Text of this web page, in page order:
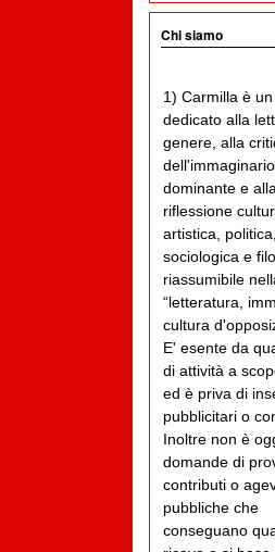
Chi siamo
1) Carmilla è
dedicato alla
genere, alla
dell'immaginario
dominante e alla
riflessione
artistica, politica,
sociologica e
riassumibile
“letteratura,
cultura
E' esente da
di attività a
ed è priva di
pubblicitari o
Inoltre non è
domande di
contributi o
pubbliche che
conseguano